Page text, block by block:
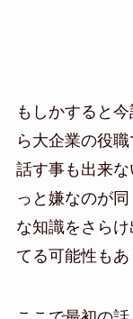
もしかすると
ら大企業の役
話す事も出来
っと嫌なのが
な知識をさら
てる可能性もあ